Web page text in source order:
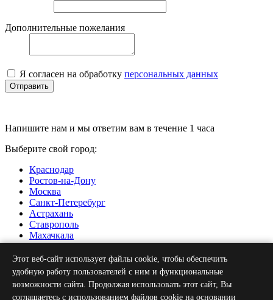
Дополнительные пожелания
Я согласен на обработку персональных данных
Отправить
Напишите нам и мы ответим вам в течение 1 часа
Выберите свой город:
Краснодар
Ростов-на-Дону
Москва
Санкт-Петеребург
Астрахань
Ставрополь
Махачкала
Нальчик
Грозный
Севастополь
Симферополь
Волгоград
Этот веб-сайт использует файлы cookie, чтобы обеспечить
удобную работу пользователей с ним и функциональные
возможности сайта. Продолжая использовать этот сайт, Вы
соглашаетесь с использованием файлов cookie на основании